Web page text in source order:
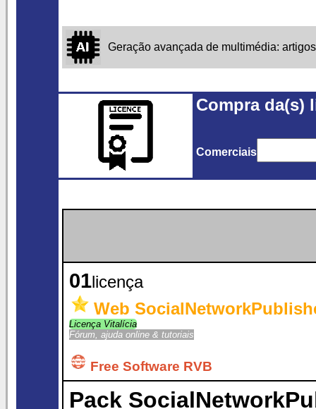
Geração avançada de multimédia:
Compra da(s)
Comerciais
01licença
Web
Licença Vitalícia
Fórum, ajuda online & tutoriais
Free Software RVB
Pack